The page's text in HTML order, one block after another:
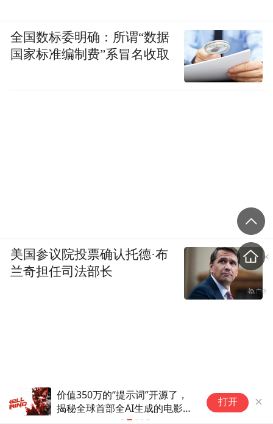
凤凰网娱乐对话诺兰：《奥德
赛》的故事不靠未知结局，而靠
抵达之前的渴望
打开
全国数标委明确：所谓“数据
国家标准编制费”系冒名收取
美国参议院投票确认托德·布
兰奇担任司法部长